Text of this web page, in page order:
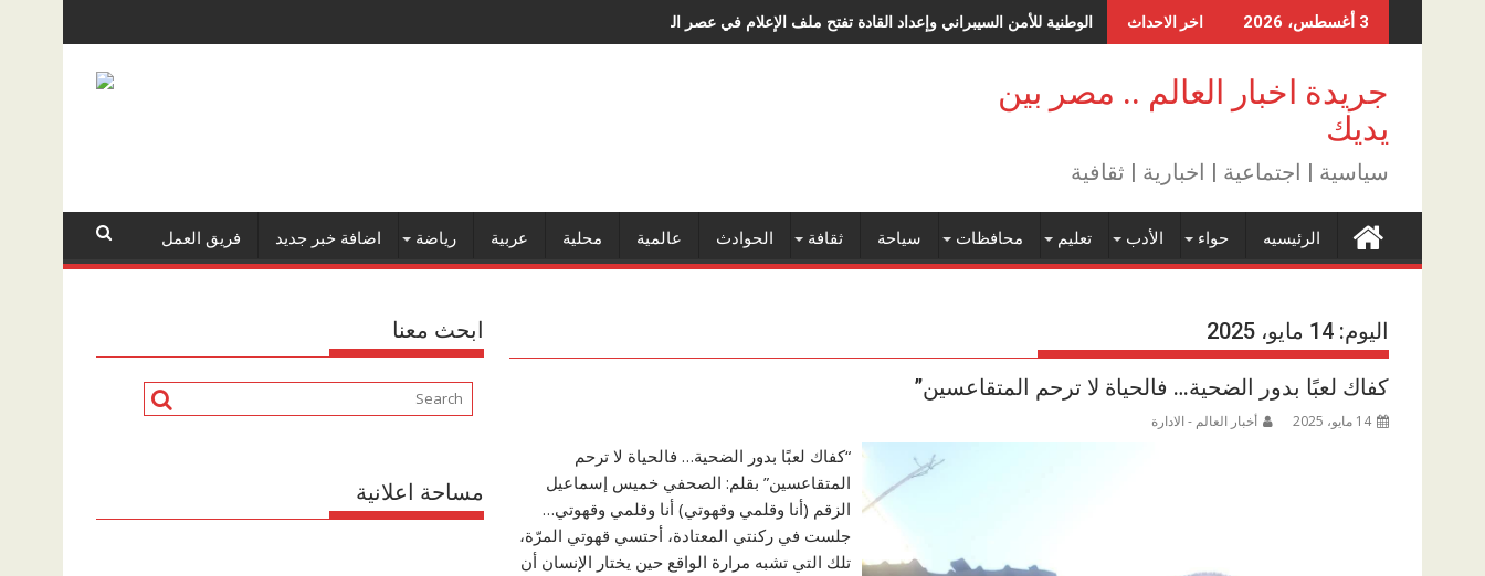
to
3 أغسطس، 2026 اخر الاحداث الوطنية للأمن السيبراني وإعداد القادة تفتح ملف الإعلام في عصر الذكاء الاصطناعي
جريدة اخبار العالم .. مصر بين
يديك
سياسية | اجتماعية | اخبارية | ثقافية
الرئيسيه حواء الأدب تعليم محافظات سياحة ثقافة الحوادث عالمية محلية عربية رياضة اضافة خبر جديد فريق العمل
اليوم: 14 مايو، 2025
كفاك لعبًا بدور الضحية… فالحياة لا ترحم المتقاعسين”
14 مايو، 2025 أخبار العالم - الادارة
“كفاك لعبًا بدور الضحية… فالحياة لا ترحم
المتقاعسين” بقلم: الصحفي خميس إسماعيل
الزقم (أنا وقلمي وقهوتي) أنا وقلمي وقهوتي…
جلست في ركنتي المعتادة، أحتسي قهوتي المرّة،
تلك التي تشبه مرارة الواقع حين يختار الإنسان أن
ابحث معنا
مساحة اعلانية